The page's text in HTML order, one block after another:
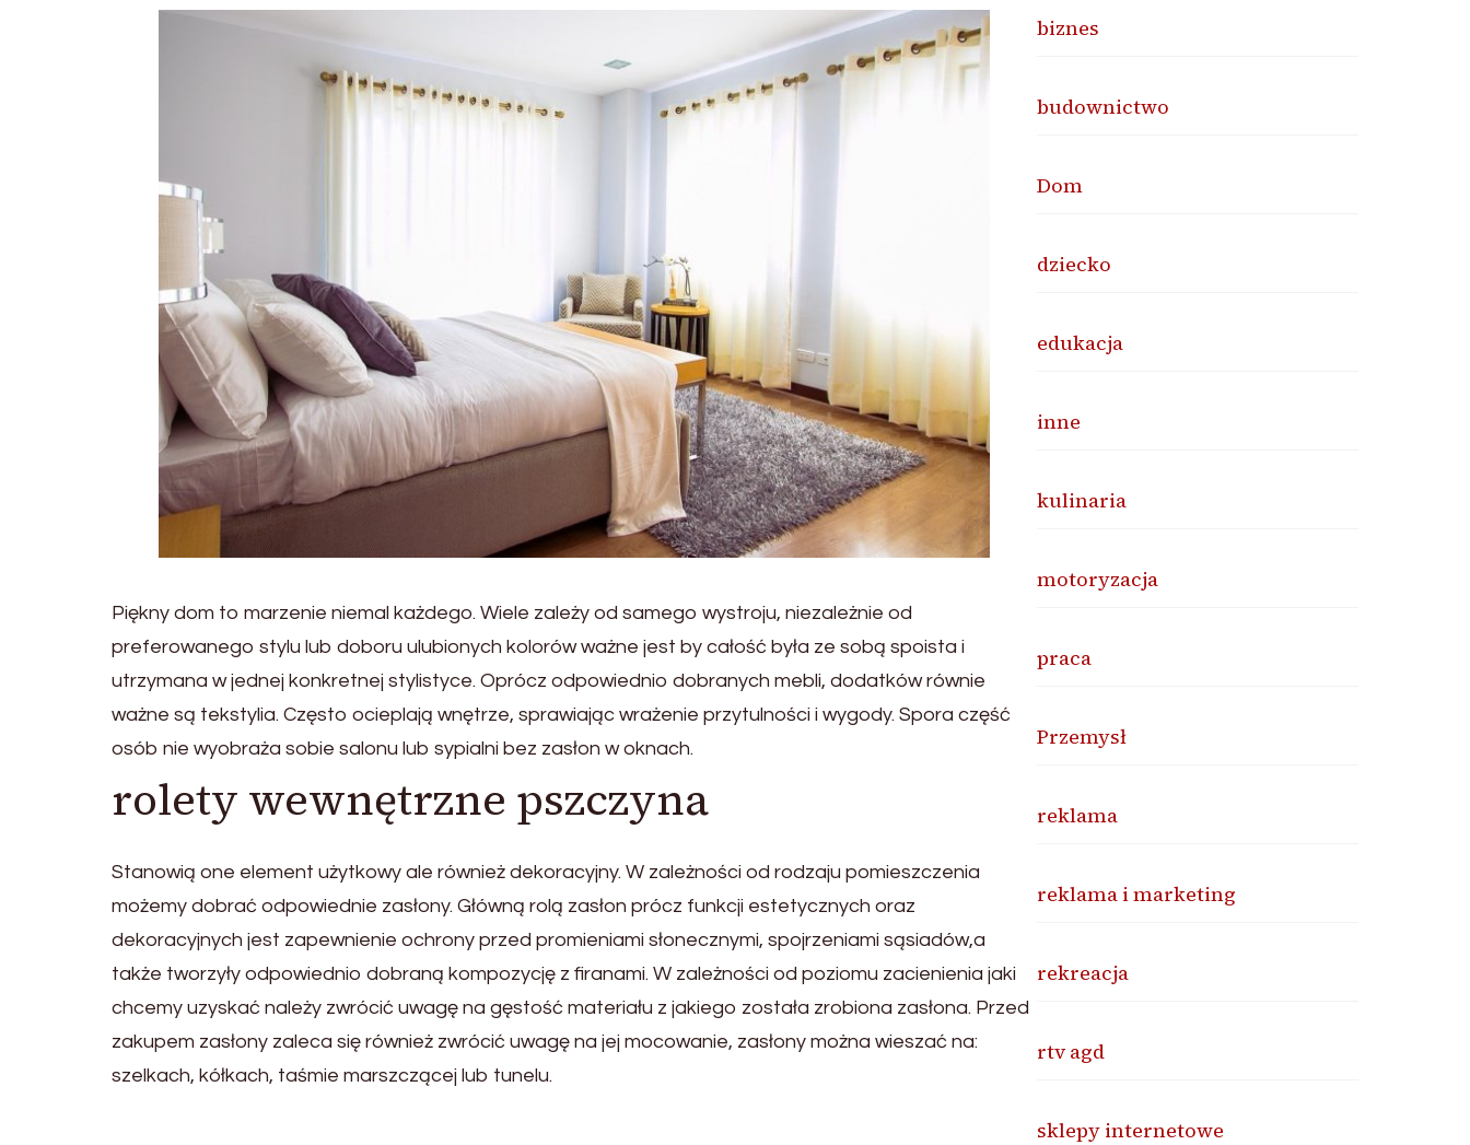
Piękny dom to marzenie niemal każdego. Wiele zależy od samego wystroju, niezależnie od
preferowanego stylu lub doboru ulubionych kolorów ważne jest by całość była ze sobą spoista i
utrzymana w jednej konkretnej stylistyce. Oprócz odpowiednio dobranych mebli, dodatków równie
ważne są tekstylia. Często ocieplają wnętrze, sprawiając wrażenie przytulności i wygody. Spora część
osób nie wyobraża sobie salonu lub sypialni bez zasłon w oknach.
rolety wewnętrzne pszczyna
Stanowią one element użytkowy ale również dekoracyjny. W zależności od rodzaju pomieszczenia
możemy dobrać odpowiednie zasłony. Główną rolą zasłon prócz funkcji estetycznych oraz
dekoracyjnych jest zapewnienie ochrony przed promieniami słonecznymi, spojrzeniami sąsiadów,a
także tworzyły odpowiednio dobraną kompozycję z firanami. W zależności od poziomu zacienienia jaki
chcemy uzyskać należy zwrócić uwagę na gęstość materiału z jakiego została zrobiona zasłona. Przed
zakupem zasłony zaleca się również zwrócić uwagę na jej mocowanie, zasłony można wieszać na:
szelkach, kółkach, taśmie marszczącej lub tunelu.
biznes
budownictwo
Dom
dziecko
edukacja
inne
kulinaria
motoryzacja
praca
Przemysł
reklama
reklama i marketing
rekreacja
rtv agd
sklepy internetowe